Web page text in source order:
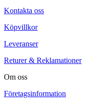
Kontakta oss
Köpvillkor
Leveranser
Returer & Reklamationer
Om oss
Företagsinformation